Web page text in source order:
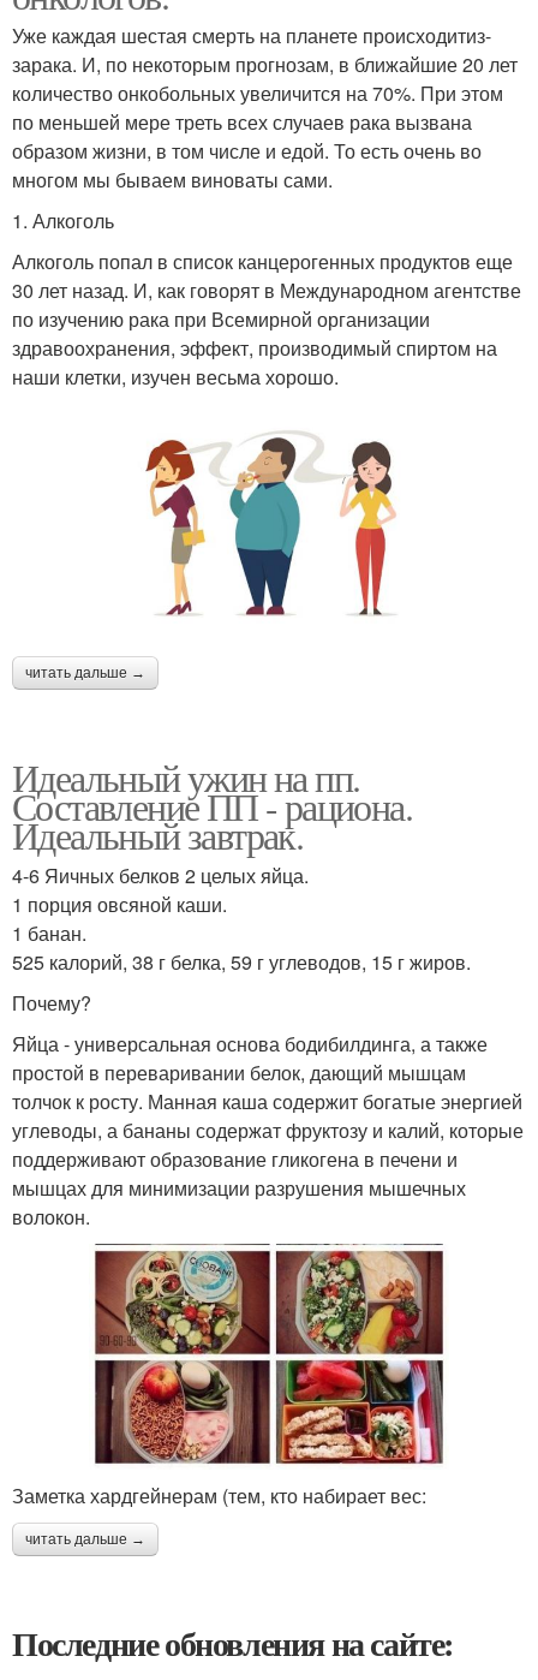
Уже каждая шестая смерть на планете происходитиз-
зарака. И, по некоторым прогнозам, в ближайшие 20 лет
количество онкобольных увеличится на 70%. При этом
по меньшей мере треть всех случаев рака вызвана
образом жизни, в том числе и едой. То есть очень во
многом мы бываем виноваты сами.
1. Алкоголь
Алкоголь попал в список канцерогенных продуктов еще
30 лет назад. И, как говорят в Международном агентстве
по изучению рака при Всемирной организации
здравоохранения, эффект, производимый спиртом на
наши клетки, изучен весьма хорошо.
читать дальше →
Идеальный ужин на пп.
Составление ПП - рациона.
Идеальный завтрак.
4-6 Яичных белков 2 целых яйца.
1 порция овсяной каши.
1 банан.
525 калорий, 38 г белка, 59 г углеводов, 15 г жиров.
Почему?
Яйца - универсальная основа бодибилдинга, а также
простой в переваривании белок, дающий мышцам
толчок к росту. Манная каша содержит богатые энергией
углеводы, а бананы содержат фруктозу и калий, которые
поддерживают образование гликогена в печени и
мышцах для минимизации разрушения мышечных
волокон.
Заметка хардгейнерам (тем, кто набирает вес:
читать дальше →
Последние обновления на сайте: